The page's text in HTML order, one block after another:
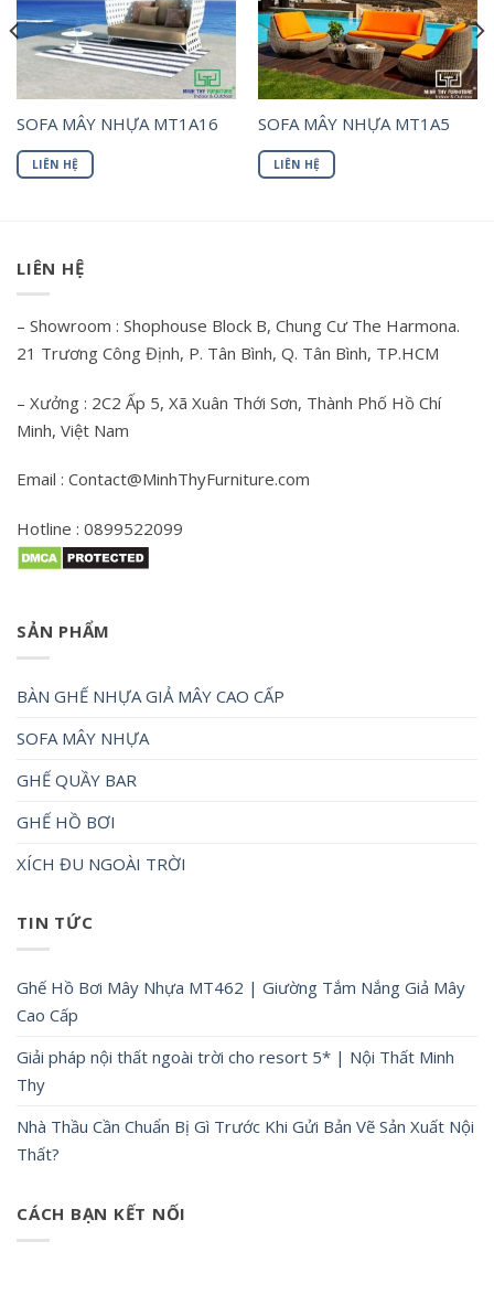
SOFA MÂY NHỰA MT1A16
LIÊN HỆ
SOFA MÂY NHỰA MT1A5
LIÊN HỆ
LIÊN HỆ
– Showroom : Shophouse Block B, Chung Cư The Harmona.
21 Trương Công Định, P. Tân Bình, Q. Tân Bình, TP.HCM
– Xưởng : 2C2 Ấp 5, Xã Xuân Thới Sơn, Thành Phố Hồ Chí
Minh, Việt Nam
Email : Contact@MinhThyFurniture.com
Hotline : 0899522099
SẢN PHẨM
BÀN GHẾ NHỰA GIẢ MÂY CAO CẤP
SOFA MÂY NHỰA
GHẾ QUẦY BAR
GHẾ HỒ BƠI
XÍCH ĐU NGOÀI TRỜI
TIN TỨC
Ghế Hồ Bơi Mây Nhựa MT462 | Giường Tắm Nắng Giả Mây
Cao Cấp
Giải pháp nội thất ngoài trời cho resort 5* | Nội Thất Minh
Thy
Nhà Thầu Cần Chuẩn Bị Gì Trước Khi Gửi Bản Vẽ Sản Xuất Nội
Thất?
CÁCH BẠN KẾT NỐI